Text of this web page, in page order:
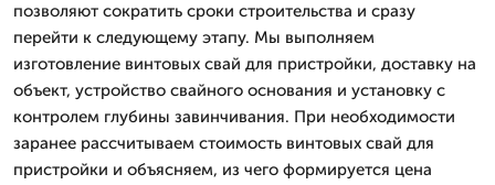
позволяют сократить сроки строительства и сразу
перейти к следующему этапу. Мы выполняем
изготовление винтовых свай для пристройки, доставку на
объект, устройство свайного основания и установку с
контролем глубины завинчивания. При необходимости
заранее рассчитываем стоимость винтовых свай для
пристройки и объясняем, из чего формируется цена